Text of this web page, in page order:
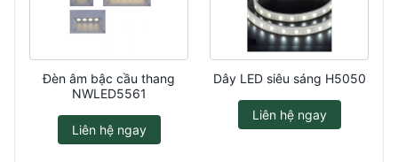
Đèn âm bậc cầu thang
NWLED5561
Liên hệ ngay
Dây LED siêu sáng H5050
Liên hệ ngay